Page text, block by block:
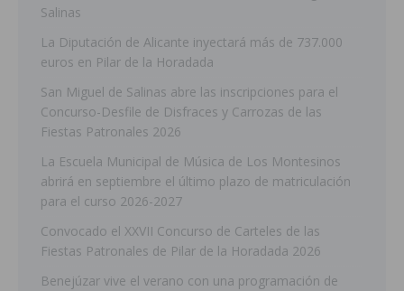
Salinas
La Diputación de Alicante inyectará más de 737.000
euros en Pilar de la Horadada
San Miguel de Salinas abre las inscripciones para el
Concurso-Desfile de Disfraces y Carrozas de las
Fiestas Patronales 2026
La Escuela Municipal de Música de Los Montesinos
abrirá en septiembre el último plazo de matriculación
para el curso 2026-2027
Convocado el XXVII Concurso de Carteles de las
Fiestas Patronales de Pilar de la Horadada 2026
Benejúzar vive el verano con una programación de